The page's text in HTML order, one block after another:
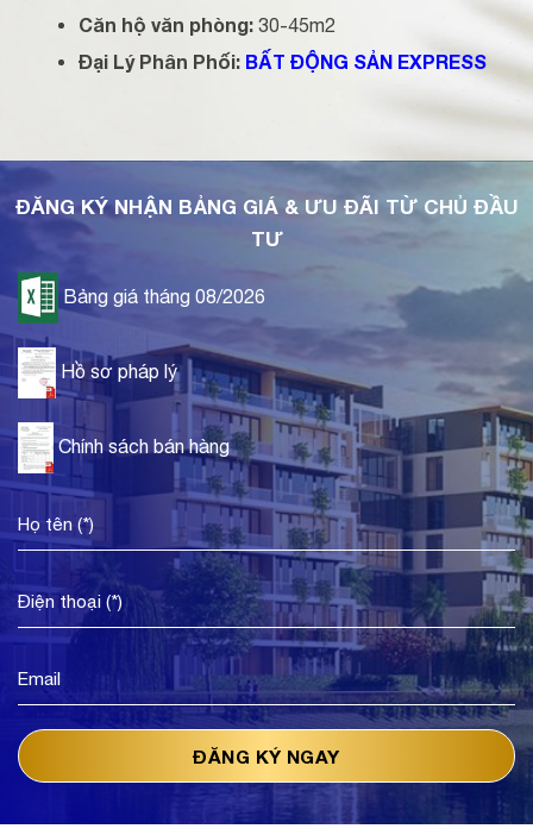
Căn hộ văn phòng:30-45m2
Đại Lý Phân Phối: BẤT ĐỘNG SẢN EXPRESS
ĐĂNG KÝ NHẬN BẢNG GIÁ & ƯU ĐÃI TỪ CHỦ ĐẦU
TƯ
Bảng giá tháng 08/2026
Hồ sơ pháp lý
Chính sách bán hàng